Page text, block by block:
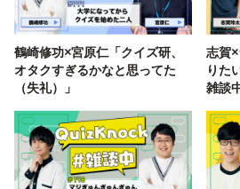
鶴崎修功×宮原仁「クイズ研、
オタクすぎるかなと思ってた
（失礼）」
志賀
りた
雑談